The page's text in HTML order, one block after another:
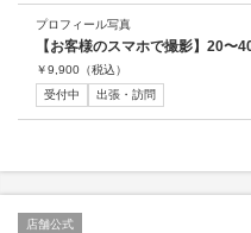
プロフィール写真
【お客様のスマホで撮影】20〜
￥9,900 （税込）
受付中
出張・訪問
店舗公式